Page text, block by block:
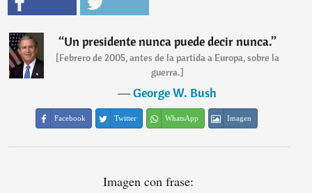
“Un presidente nunca puede decir nunca.”
[Febrero de 2005, antes de la partida a Europa, sobre la
guerra.]
―George W. Bush
Facebook Twitter WhatsApp Imagen
Imagen con frase: